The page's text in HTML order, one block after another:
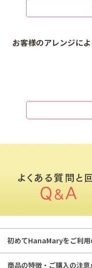
ジニア アッシ
直径約8.5セン
タッセルなど
あじさい SS_A
直径約4センチ
つまみ細工 マ
タッセルなど
直径約8ミリ
150円(税込)
タッセルなど
タッセルなど装
お客様のアレンジによ
初めてHanaMaryをご利用
商品の特徴・ご購入の注意